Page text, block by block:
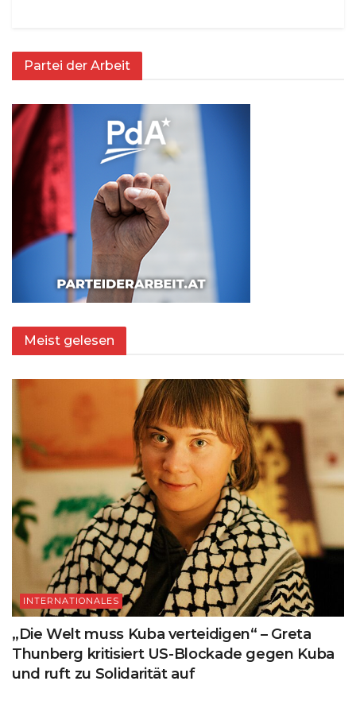
Partei der Arbeit
Meist gelesen
INTERNATIONALES
„Die Welt muss Kuba verteidigen“ – Greta
Thunberg kritisiert US-Blockade gegen Kuba
und ruft zu Solidarität auf